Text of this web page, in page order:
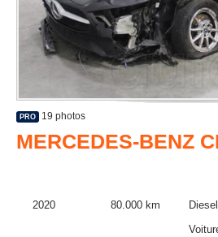
PRO 19 photos
MERCEDES-BENZ
2020 80.000 km
Diesel